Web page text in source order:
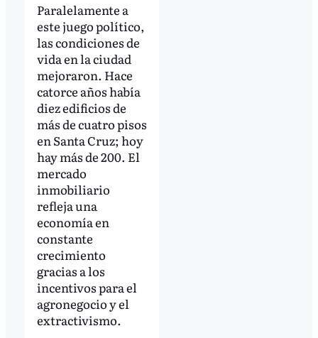
Paralelamente a
este juego político,
las condiciones de
vida en la ciudad
mejoraron. Hace
catorce años había
diez edificios de
más de cuatro pisos
en Santa Cruz; hoy
hay más de 200. El
mercado
inmobiliario
refleja una
economía en
constante
crecimiento
gracias a los
incentivos para el
agronegocio y el
extractivismo.